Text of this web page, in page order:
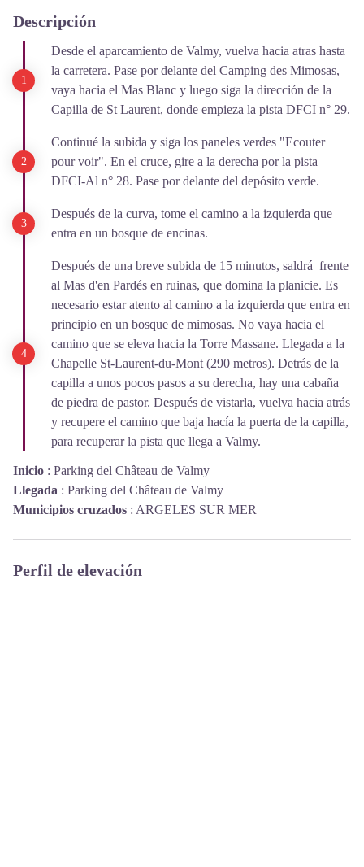
Descripción
Desde el aparcamiento de Valmy, vuelva hacia atras hasta
la carretera. Pase por delante del Camping des Mimosas,
vaya hacia el Mas Blanc y luego siga la dirección de la
Capilla de St Laurent, donde empieza la pista DFCI n° 29.
Continué la subida y siga los paneles verdes "Ecouter
pour voir". En el cruce, gire a la derecha por la pista
DFCI-Al n° 28. Pase por delante del depósito verde.
Después de la curva, tome el camino a la izquierda que
entra en un bosque de encinas.
Después de una breve subida de 15 minutos, saldrá frente
al Mas d'en Pardés en ruinas, que domina la planicie. Es
necesario estar atento al camino a la izquierda que entra en
principio en un bosque de mimosas. No vaya hacia el
camino que se eleva hacia la Torre Massane. Llegada a la
Chapelle St-Laurent-du-Mont (290 metros). Detrás de la
capilla a unos pocos pasos a su derecha, hay una cabaña
de piedra de pastor. Después de vistarla, vuelva hacia atrás
y recupere el camino que baja hacía la puerta de la capilla,
para recuperar la pista que llega a Valmy.
Inicio : Parking del Château de Valmy
Llegada : Parking del Château de Valmy
Municipios cruzados : ARGELES SUR MER
Perfil de elevación